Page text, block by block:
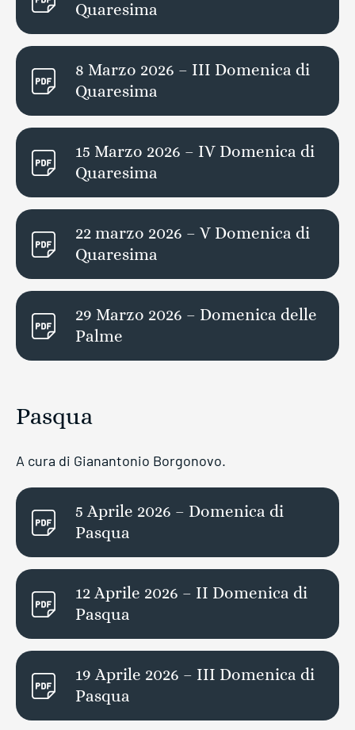
Quaresima
8 Marzo 2026 – III Domenica di
Quaresima
15 Marzo 2026 – IV Domenica di
Quaresima
22 marzo 2026 – V Domenica di
Quaresima
29 Marzo 2026 – Domenica delle
Palme
Pasqua
A cura di Gianantonio Borgonovo.
5 Aprile 2026 – Domenica di
Pasqua
12 Aprile 2026 – II Domenica di
Pasqua
19 Aprile 2026 – III Domenica di
Pasqua